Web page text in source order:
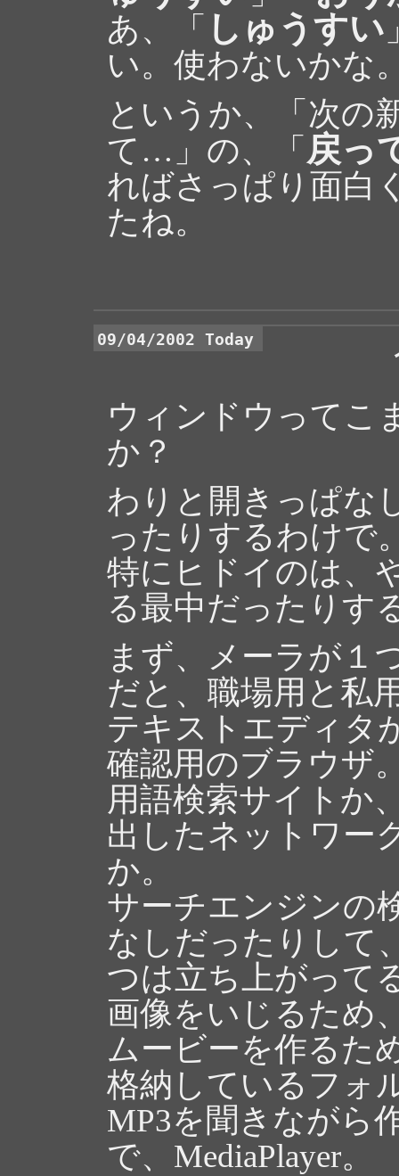
あ、「 しゅうすい
い。使わないかな
というか、「次の
て…」の、「 戻っ
ればさっぱり面白
たね。
09/04/2002 Today
ウィンドウってこ
か？
わりと開きっぱな
ったりするわけで
特にヒドイのは、
る最中だったりす
まず、メーラが１
だと、職場用と私
テキストエディタ
確認用のブラウザ
用語検索サイトか
出したネットワー
か。
サーチエンジンの
なしだったりして
つは立ち上がって
画像をいじるため
ムービーを作るた
格納しているフォ
MP3を聞きながら
で、MediaPlayer。